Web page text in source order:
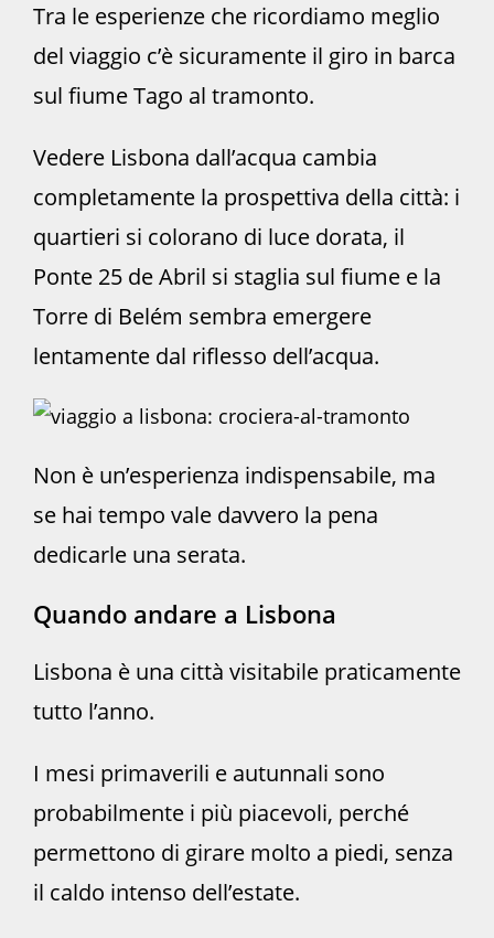
Tra le esperienze che ricordiamo meglio
del viaggio c’è sicuramente il giro in barca
sul fiume Tago al tramonto.
Vedere Lisbona dall’acqua cambia
completamente la prospettiva della città: i
quartieri si colorano di luce dorata, il
Ponte 25 de Abril si staglia sul fiume e la
Torre di Belém sembra emergere
lentamente dal riflesso dell’acqua.
Non è un’esperienza indispensabile, ma
se hai tempo vale davvero la pena
dedicarle una serata.
Quando andare a Lisbona
Lisbona è una città visitabile praticamente
tutto l’anno.
I mesi primaverili e autunnali sono
probabilmente i più piacevoli, perché
permettono di girare molto a piedi, senza
il caldo intenso dell’estate.